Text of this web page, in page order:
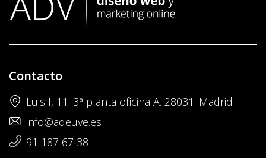
Contacto
Luis I, 11. 3ª planta oficina A. 28031. Madrid
info@adeuve.es
91 187 67 38